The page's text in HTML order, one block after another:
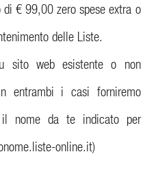
€ 99,00 zero spese extra o
delle Liste.
sito web esistente o non
entrambi i casi forniremo
nome da te indicato per
online.it)